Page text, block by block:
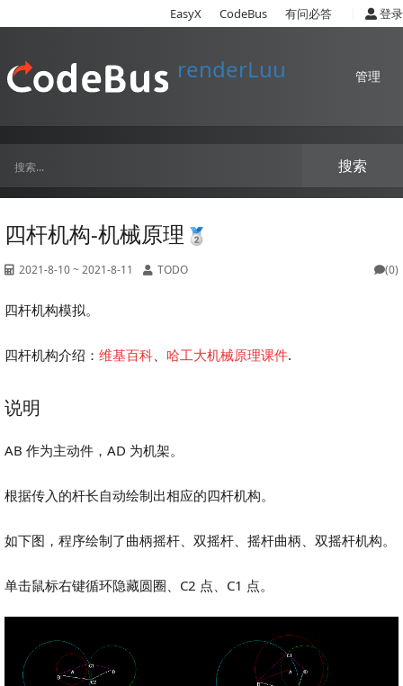
EasyX CodeBus 有问必答 登录
renderLuu 管理
四杆机构-机械原理
2021-8-10 ~ 2021-8-11 TODO (0)
四杆机构模拟。
四杆机构介绍： 维基百科、 哈工大机械原理课件.
说明
AB 作为主动件，AD 为机架。
根据传入的杆长自动绘制出相应的四杆机构。
如下图，程序绘制了曲柄摇杆、双摇杆、摇杆曲柄、双摇杆机构。
单击鼠标右键循环隐藏圆圈、C2 点、C1 点。
搜索